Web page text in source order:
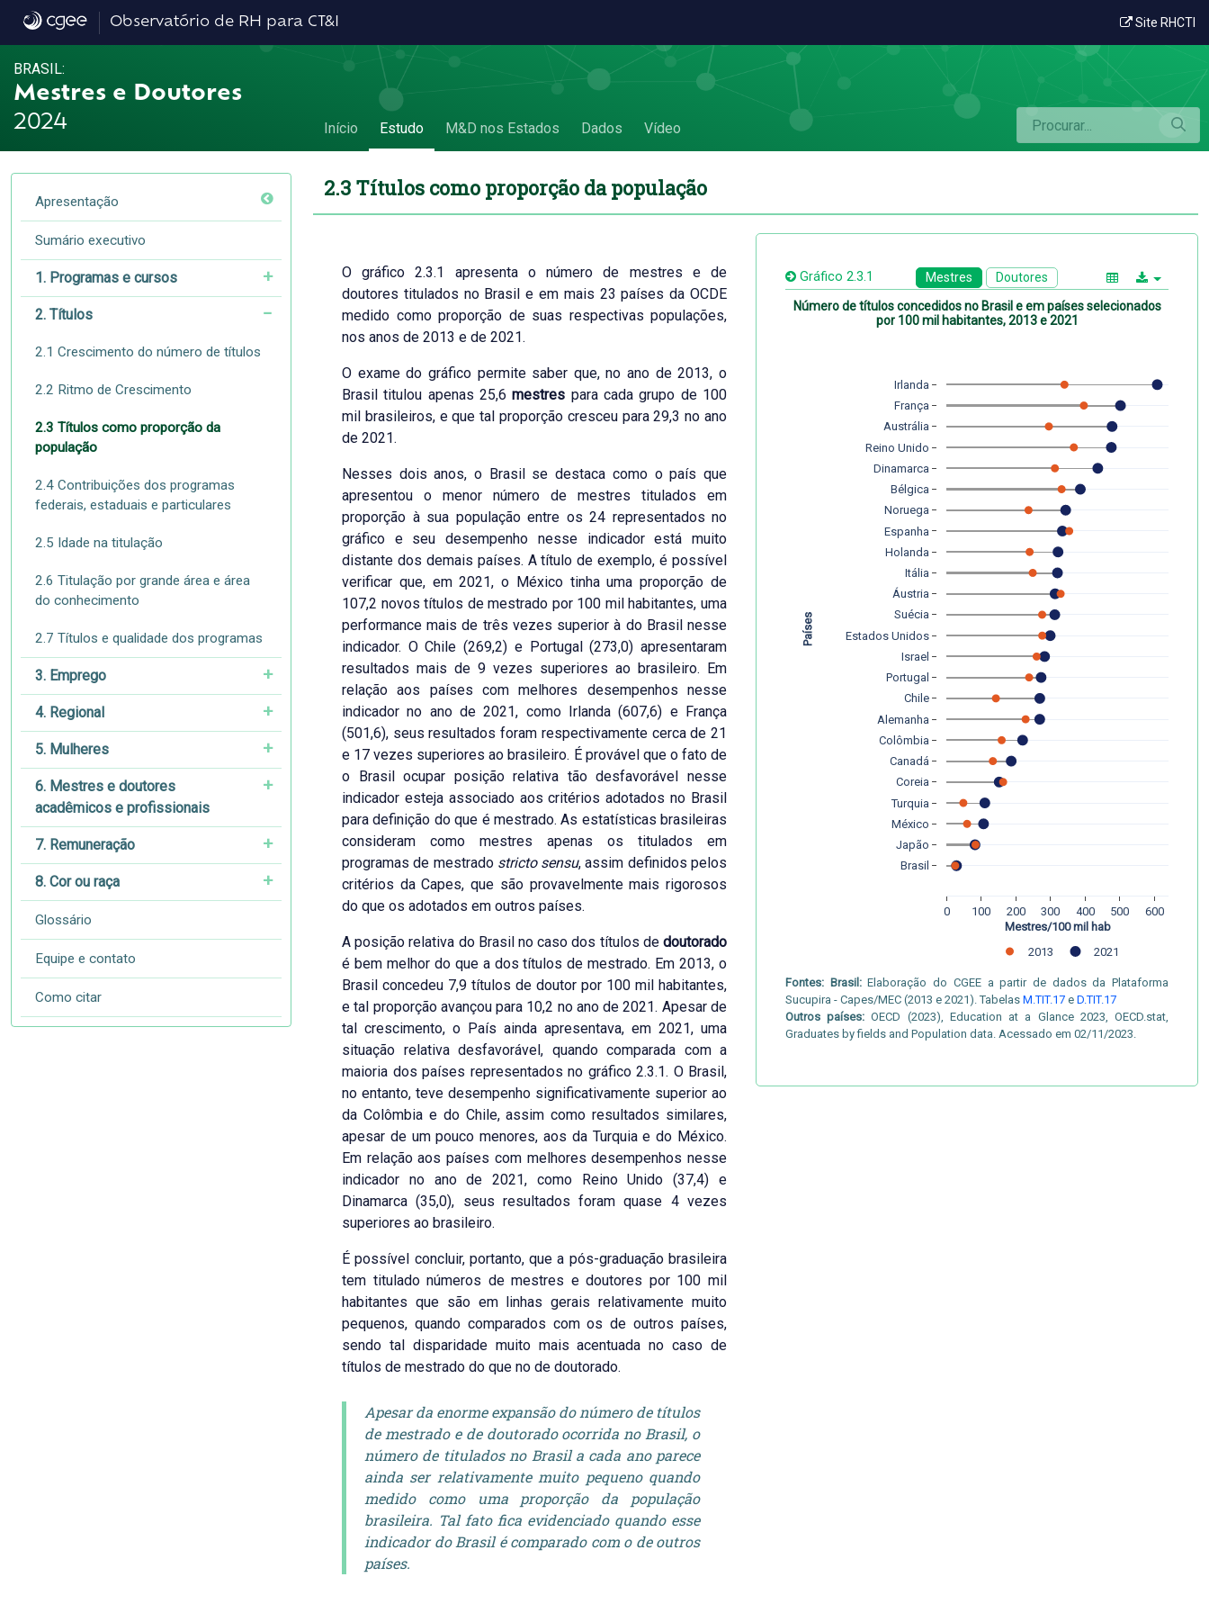
2.3 Títulos como proporção da população - 2.3 Títulos como proporção da população
Observatório de RH para CT&I Site RHCTI
BRASIL:
Mestres e Doutores
2024
Início Estudo M&D nos Estados Dados Vídeo
Apresentação
Sumário executivo
1. Programas e cursos
2. Títulos
2.1 Crescimento do número de títulos
2.2 Ritmo de Crescimento
2.3 Títulos como proporção da
população
2.4 Contribuições dos programas
federais, estaduais e particulares
2.5 Idade na titulação
2.6 Titulação por grande área e área
do conhecimento
2.7 Títulos e qualidade dos programas
3. Emprego
4. Regional
5. Mulheres
6. Mestres e doutores
acadêmicos e profissionais
7. Remuneração
8. Cor ou raça
Glossário
Equipe e contato
Como citar
2.3 Títulos como proporção da população
O gráfico 2.3.1 apresenta o número de mestres e de
doutores titulados no Brasil e em mais 23 países da OCDE
medido como proporção de suas respectivas populações,
nos anos de 2013 e de 2021.
O exame do gráfico permite saber que, no ano de 2013, o
Brasil titulou apenas 25,6mestres para cada grupo de 100
mil brasileiros, e que tal proporção cresceu para 29,3 no ano
de 2021.
Nesses dois anos, o Brasil se destaca como o país que
apresentou o menor número de mestres titulados em
proporção à sua população entre os 24 representados no
gráfico e seu desempenho nesse indicador está muito
distante dos demais países. A título de exemplo, é possível
verificar que, em 2021, o México tinha uma proporção de
107,2 novos títulos de mestrado por 100 mil habitantes, uma
performance mais de três vezes superior à do Brasil nesse
indicador. O Chile (269,2) e Portugal (273,0) apresentaram
resultados mais de 9 vezes superiores ao brasileiro. Em
relação aos países com melhores desempenhos nesse
indicador no ano de 2021, como Irlanda (607,6) e França
(501,6), seus resultados foram respectivamente cerca de 21
e 17 vezes superiores ao brasileiro. É provável que o fato de
o Brasil ocupar posição relativa tão desfavorável nesse
indicador esteja associado aos critérios adotados no Brasil
para definição do que é mestrado. As estatísticas brasileiras
consideram como mestres apenas os titulados em
programas de mestrado stricto sensu, assim definidos pelos
critérios da Capes, que são provavelmente mais rigorosos
do que os adotados em outros países.
A posição relativa do Brasil no caso dos títulos de doutorado
é bem melhor do que a dos títulos de mestrado. Em 2013, o
Brasil concedeu 7,9 títulos de doutor por 100 mil habitantes,
e tal proporção avançou para 10,2 no ano de 2021. Apesar de
tal crescimento, o País ainda apresentava, em 2021, uma
situação relativa desfavorável, quando comparada com a
maioria dos países representados no gráfico 2.3.1. O Brasil,
no entanto, teve desempenho significativamente superior ao
da Colômbia e do Chile, assim como resultados similares,
apesar de um pouco menores, aos da Turquia e do México.
Em relação aos países com melhores desempenhos nesse
indicador no ano de 2021, como Reino Unido (37,4) e
Dinamarca (35,0), seus resultados foram quase 4 vezes
superiores ao brasileiro.
É possível concluir, portanto, que a pós-graduação brasileira
tem titulado números de mestres e doutores por 100 mil
habitantes que são em linhas gerais relativamente muito
pequenos, quando comparados com os de outros países,
sendo tal disparidade muito mais acentuada no caso de
títulos de mestrado do que no de doutorado.
Apesar da enorme expansão do número de títulos
de mestrado e de doutorado ocorrida no Brasil, o
número de titulados no Brasil a cada ano parece
ainda ser relativamente muito pequeno quando
medido como uma proporção da população
brasileira. Tal fato fica evidenciado quando esse
indicador do Brasil é comparado com o de outros
países.
Gráfico 2.3.1 Mestres Doutores
Número de títulos concedidos no Brasil e em países selecionados
por 100 mil habitantes, 2013 e 2021
0 100 200 300 400 500 600
Brasil
Japão
México
Turquia
Coreia
Canadá
Colômbia
Alemanha
Chile
Portugal
Israel
Estados Unidos
Suécia
Áustria
Itália
Holanda
Espanha
Noruega
Bélgica
Dinamarca
Reino Unido
Austrália
França
Irlanda
2013 2021
Mestres/100 mil hab
Países
Fontes: Brasil:Elaboração do CGEE a partir de dados da Plataforma
Sucupira - Capes/MEC (2013 e 2021). Tabelas M.TIT.17 e D.TIT.17
Outros países: OECD (2023), Education at a Glance 2023, OECD.stat,
Graduates by fields and Population data. Acessado em 02/11/2023.